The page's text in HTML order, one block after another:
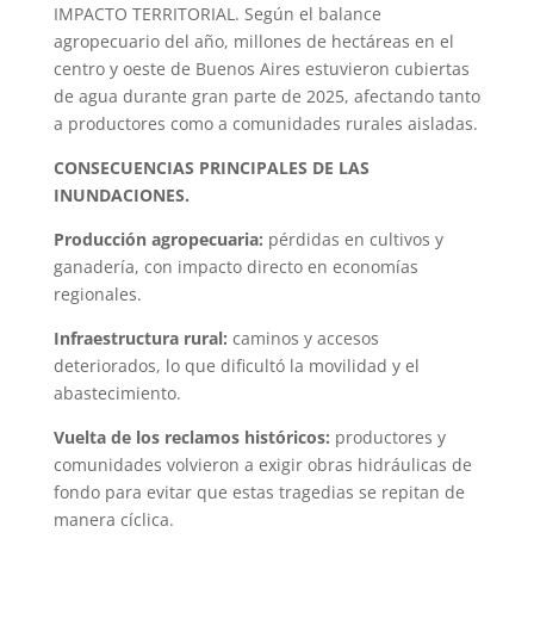
IMPACTO TERRITORIAL. Según el balance
agropecuario del año, millones de hectáreas en el
centro y oeste de Buenos Aires estuvieron cubiertas
de agua durante gran parte de 2025, afectando tanto
a productores como a comunidades rurales aisladas.
CONSECUENCIAS PRINCIPALES DE LAS
INUNDACIONES.
Producción agropecuaria: pérdidas en cultivos y
ganadería, con impacto directo en economías
regionales.
Infraestructura rural: caminos y accesos
deteriorados, lo que dificultó la movilidad y el
abastecimiento.
Vuelta de los reclamos históricos: productores y
comunidades volvieron a exigir obras hidráulicas de
fondo para evitar que estas tragedias se repitan de
manera cíclica.